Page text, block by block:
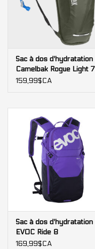
Sac à dos d'hydratation
Camelbak Rogue Light 7
159,99$CA
Sac à dos d'hydratation
EVOC Ride 8
169,99$CA